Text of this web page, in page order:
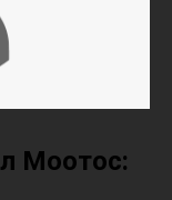
Моотос: